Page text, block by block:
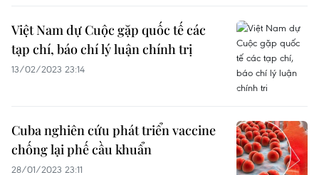
Việt Nam dự Cuộc gặp quốc tế các
tạp chí, báo chí lý luận chính trị
13/02/2023 23:14
Cuba nghiên cứu phát triển vaccine
chống lại phế cầu khuẩn
28/01/2023 23:11